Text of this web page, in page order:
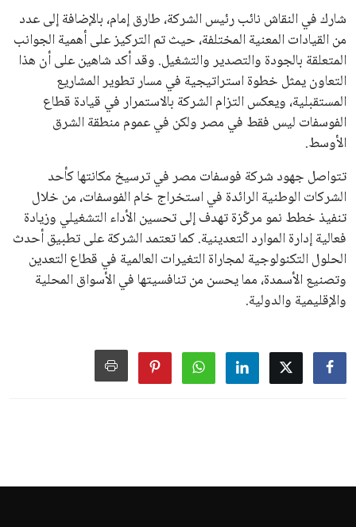
شارك في النقاش نائب رئيس الشركة، طارق إمام، بالإضافة إلى عدد
من القيادات المعنية المختلفة، حيث تم التركيز على أهمية الجوانب
المتعلقة بالجودة والتصدير والتشغيل. وقد أكد شاهين على أن هذا
التعاون يمثل خطوة استراتيجية في مسار تطوير المشاريع
المستقبلية، ويعكس التزام الشركة بالاستمرار في قيادة قطاع
الفوسفات ليس فقط في مصر ولكن في عموم منطقة الشرق
الأوسط.
تتواصل جهود شركة فوسفات مصر في ترسيخ مكانتها كأحد
الشركات الوطنية الرائدة في استخراج خام الفوسفات، من خلال
تنفيذ خطط نمو مركّزة تهدف إلى تحسين الأداء التشغيلي وزيادة
فعالية إدارة الموارد التعدينية. كما تعتمد الشركة على تطبيق أحدث
الحلول التكنولوجية لمجاراة التغيرات العالمية في قطاع التعدين
وتصنيع الأسمدة، مما يحسن من تنافسيتها في الأسواق المحلية
والإقليمية والدولية.